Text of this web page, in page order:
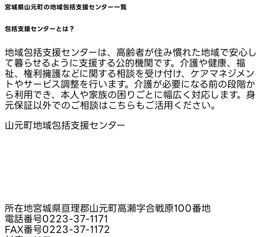
宮城県山元町の地域包括支援センター一覧
包括支援センターとは？
地域包括支援センターは、高齢者が住み慣れた地域で安心し
て暮らせるように支援する公的機関です。介護や健康、福
祉、権利擁護などに関する相談を受け付け、ケアマネジメン
トやサービス調整を行います。介護が必要になる前の段階か
ら利用でき、本人や家族の困りごとに幅広く対応します。身
元保証以外でのご相談はこちらもご活用ください。
山元町地域包括支援センター
所在地宮城県亘理郡山元町高瀬字合戦原100番地
電話番号0223-37-1171
FAX番号0223-37-1172